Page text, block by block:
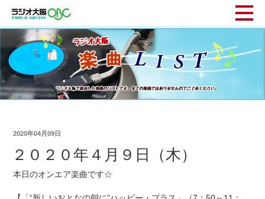
2020年04月09日
２０２０年４月９日（木）
本日のオンエア楽曲です☆